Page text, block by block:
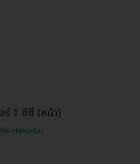
ร์ 1 ซีซี (หน้า)
Hospital